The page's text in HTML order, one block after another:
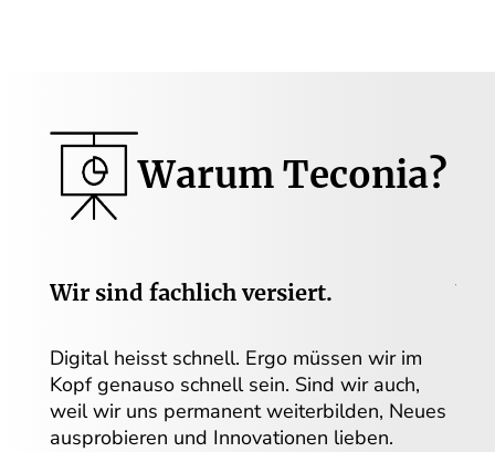
Warum Teconia?
Wir sind fachlich versiert.
Digital heisst schnell. Ergo müssen wir im
Kopf genauso schnell sein. Sind wir auch,
weil wir uns permanent weiterbilden, Neues
ausprobieren und Innovationen lieben.